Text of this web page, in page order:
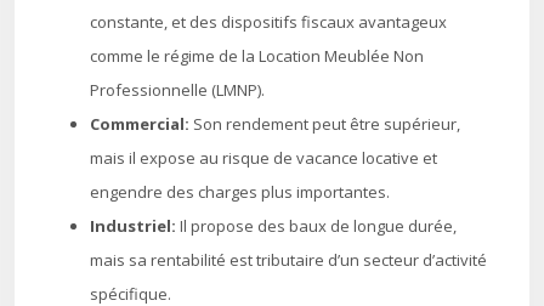
constante, et des dispositifs fiscaux avantageux
comme le régime de la Location Meublée Non
Professionnelle (LMNP).
Commercial: Son rendement peut être supérieur,
mais il expose au risque de vacance locative et
engendre des charges plus importantes.
Industriel: Il propose des baux de longue durée,
mais sa rentabilité est tributaire d’un secteur d’activité
spécifique.